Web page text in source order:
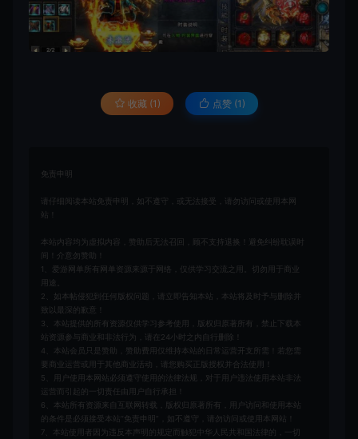
收藏 (1) 点赞 (1 )
免责申明
请仔细阅读本站免责申明，如不遵守，或无法接受，请勿访问或使用本网
站！
本站内容均为虚拟内容，赞助后无法召回，顾不支持退换！避免纠纷耽误时
间！介意勿赞助！
1、爱游网单所有网单资源来源于网络，仅供学习交流之用。切勿用于商业
用途。
2、如本帖侵犯到任何版权问题，请立即告知本站，本站将及时予与删除并
致以最深的歉意！
3、本站提供的所有资源仅供学习参考使用，版权归原著所有，禁止下载本
站资源参与商业和非法行为，请在24小时之内自行删除！
4、本站会员只是赞助，赞助费用仅维持本站的日常运营开支所需！若您需
要商业运营或用于其他商业活动，请您购买正版授权并合法使用！
5、用户使用本网站必须遵守使用的法律法规，对于用户违法使用本站非法
运营而引起的一切责任由用户自行承担！
6、本站所有资源来自互联网转载，版权归原著所有，用户访问和使用本站
的条件是必须接受本站“免责申明”，如不遵守，请勿访问或使用本网站！
7、本站使用者因为违反本声明的规定而触犯中华人民共和国法律的，一切